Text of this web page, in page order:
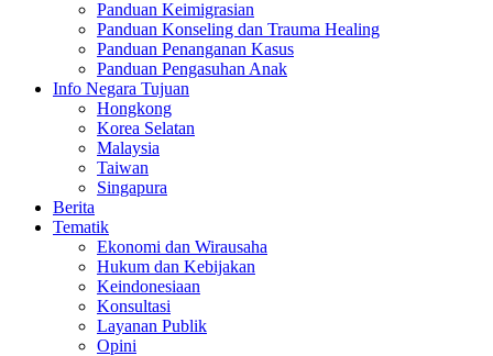
Panduan Keimigrasian
Panduan Konseling dan Trauma Healing
Panduan Penanganan Kasus
Panduan Pengasuhan Anak
Info Negara Tujuan
Hongkong
Korea Selatan
Malaysia
Taiwan
Singapura
Berita
Tematik
Ekonomi dan Wirausaha
Hukum dan Kebijakan
Keindonesiaan
Konsultasi
Layanan Publik
Opini